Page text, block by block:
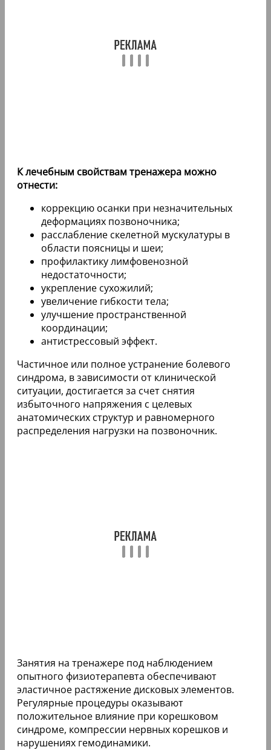
К лечебным свойствам тренажера можно
отнести:
коррекцию осанки при незначительных
деформациях позвоночника;
расслабление скелетной мускулатуры в
области поясницы и шеи;
профилактику лимфовенозной
недостаточности;
укрепление сухожилий;
увеличение гибкости тела;
улучшение пространственной
координации;
антистрессовый эффект.
Частичное или полное устранение болевого
синдрома, в зависимости от клинической
ситуации, достигается за счет снятия
избыточного напряжения с целевых
анатомических структур и равномерного
распределения нагрузки на позвоночник.
Занятия на тренажере под наблюдением
опытного физиотерапевта обеспечивают
эластичное растяжение дисковых элементов.
Регулярные процедуры оказывают
положительное влияние при корешковом
синдроме, компрессии нервных корешков и
нарушениях гемодинамики.